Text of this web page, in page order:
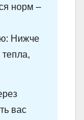
норм –
Нижче
тепла,
вас